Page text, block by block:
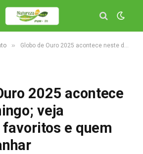
» Globo de Ouro 2025 acontece neste domingo; veja indicados, favoritos e quem merece ganhar
2025 acontece
veja
e quem